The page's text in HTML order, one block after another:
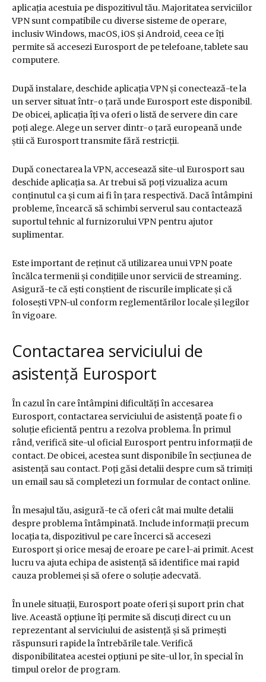
aplicația acestuia pe dispozitivul tău. Majoritatea serviciilor
VPN sunt compatibile cu diverse sisteme de operare,
inclusiv Windows, macOS, iOS și Android, ceea ce îți
permite să accesezi Eurosport de pe telefoane, tablete sau
computere.
După instalare, deschide aplicația VPN și conectează-te la
un server situat într-o țară unde Eurosport este disponibil.
De obicei, aplicația îți va oferi o listă de servere din care
poți alege. Alege un server dintr-o țară europeană unde
știi că Eurosport transmite fără restricții.
După conectarea la VPN, accesează site-ul Eurosport sau
deschide aplicația sa. Ar trebui să poți vizualiza acum
conținutul ca și cum ai fi în țara respectivă. Dacă întâmpini
probleme, încearcă să schimbi serverul sau contactează
suportul tehnic al furnizorului VPN pentru ajutor
suplimentar.
Este important de reținut că utilizarea unui VPN poate
încălca termenii și condițiile unor servicii de streaming.
Asigură-te că ești conștient de riscurile implicate și că
folosești VPN-ul conform reglementărilor locale și legilor
în vigoare.
Contactarea serviciului de
asistență Eurosport
În cazul în care întâmpini dificultăți în accesarea
Eurosport, contactarea serviciului de asistență poate fi o
soluție eficientă pentru a rezolva problema. În primul
rând, verifică site-ul oficial Eurosport pentru informații de
contact. De obicei, acestea sunt disponibile în secțiunea de
asistență sau contact. Poți găsi detalii despre cum să trimiți
un email sau să completezi un formular de contact online.
În mesajul tău, asigură-te că oferi cât mai multe detalii
despre problema întâmpinată. Include informații precum
locația ta, dispozitivul pe care încerci să accesezi
Eurosport și orice mesaj de eroare pe care l-ai primit. Acest
lucru va ajuta echipa de asistență să identifice mai rapid
cauza problemei și să ofere o soluție adecvată.
În unele situații, Eurosport poate oferi și suport prin chat
live. Această opțiune îți permite să discuți direct cu un
reprezentant al serviciului de asistență și să primești
răspunsuri rapide la întrebările tale. Verifică
disponibilitatea acestei opțiuni pe site-ul lor, în special în
timpul orelor de program.